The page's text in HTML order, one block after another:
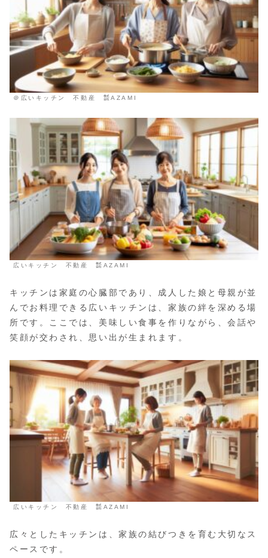
＠広いキッチン 不動産 ㍿AZAMI
広いキッチン 不動産 ㍿AZAMI
キッチンは家庭の心臓部であり、成人した娘と母親が並
んでお料理できる広いキッチンは、家族の絆を深める場
所です。ここでは、美味しい食事を作りながら、会話や
笑顔が交わされ、思い出が生まれます。
広いキッチン 不動産 ㍿AZAMI
広々としたキッチンは、家族の結びつきを育む大切なス
ペースです。